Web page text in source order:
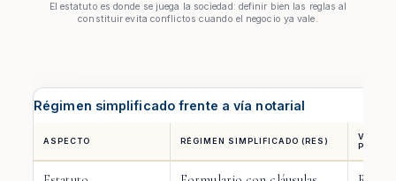
El estatuto es donde se juega la sociedad: definir bien las reglas al
constituir evita conflictos cuando el negocio ya vale.
Régimen simplificado frente a vía notarial
ASPECTO RÉGIMEN SIMPLIFICADO (RES)
VÍA